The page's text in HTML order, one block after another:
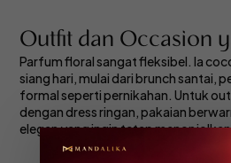
Outfit dan Occasion
Parfum floral sangat fleksibel. Ia
siang hari, mulai dari brunch santai,
formal seperti pernikahan. Untuk
dengan dress ringan, pakaian
elegan yang ingin tetap